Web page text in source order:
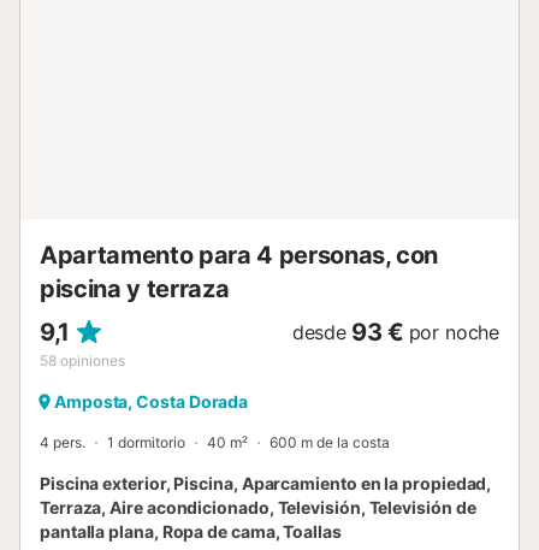
Apartamento para 4 personas, con
piscina y terraza
9,1
58 opiniones
desde 93 € por noche
Amposta, Costa Dorada
4 pers. 1 dormitorio 40 m² 600 m de la costa
Piscina exterior, Piscina, Aparcamiento en la propiedad,
Terraza, Aire acondicionado, Televisión, Televisión de
pantalla plana, Ropa de cama, Toallas